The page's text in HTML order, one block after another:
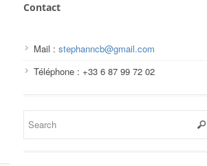
Contact
Mail : stephanncb@gmail.com
Téléphone : +33 6 87 99 72 02